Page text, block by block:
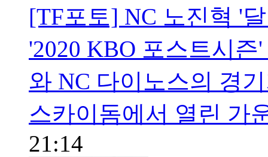
[TF포토] NC 노진혁 '
'2020 KBO 포스트시
와 NC 다이노스의 경
스카이돔에서 열린 가
21:14